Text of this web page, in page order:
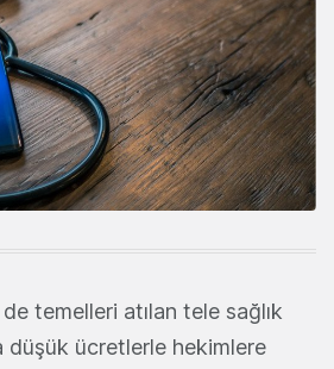
temelleri atılan tele sağlık
düşük ücretlerle hekimlere